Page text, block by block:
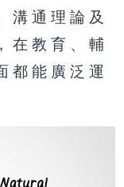
溝通理論及
在教育、輔
都能廣泛運